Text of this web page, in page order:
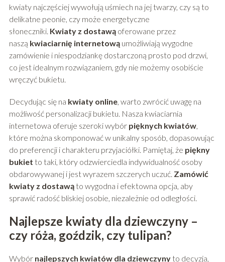
kwiaty najczęściej wywołują uśmiech na jej twarzy, czy są to
delikatne peonie, czy może energetyczne
słoneczniki. Kwiaty z dostawąoferowane przez
naszą kwiaciarnię internetowąumożliwiają wygodne
zamówienie i niespodziankę dostarczoną prosto pod drzwi,
co jest idealnym rozwiązaniem, gdy nie możemy osobiście
wręczyć bukietu.
Decydując się na kwiaty online, warto zwrócić uwagę na
możliwość personalizacji bukietu. Nasza kwiaciarnia
internetowa oferuje szeroki wybór pięknych kwiatów,
które można skomponować w unikalny sposób, dopasowując
do preferencji i charakteru przyjaciółki. Pamiętaj, że piękny
bukiet to taki, który odzwierciedla indywidualność osoby
obdarowywanej i jest wyrazem szczerych uczuć. Zamówić
kwiaty z dostawąto wygodna i efektowna opcja, aby
sprawić radość bliskiej osobie, niezależnie od odległości.
Najlepsze kwiaty dla dziewczyny –
czy róża, goździk, czy tulipan?
Wybór najlepszych kwiatów dla dziewczynyto decyzja,